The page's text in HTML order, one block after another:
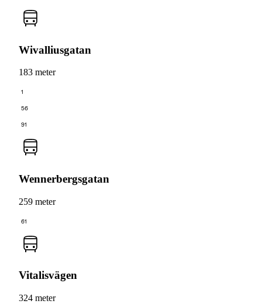
Wivalliusgatan
183 meter
1
56
91
Wennerbergsgatan
259 meter
61
Vitalisvägen
324 meter